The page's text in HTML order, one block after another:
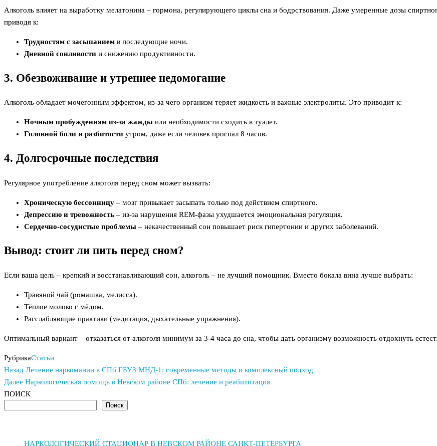
Алкоголь влияет на выработку мелатонина – гормона, регулирующего циклы сна и бодрствования. Даже умеренные дозы
приводя к:
Трудностям с засыпанием в последующие ночи.
Дневной сонливости и снижению продуктивности.
3. Обезвоживание и утреннее недомогание
Алкоголь обладает мочегонным эффектом, из-за чего организм теряет жидкость и важные электролиты. Это приводит к:
Ночным пробуждениям из-за жажды или необходимости сходить в туалет.
Головной боли и разбитости утром, даже если человек проспал 8 часов.
4. Долгосрочные последствия
Регулярное употребление алкоголя перед сном может вызвать:
Хроническую бессонницу – мозг привыкает засыпать только под действием спиртного.
Депрессию и тревожность – из-за нарушения REM-фазы ухудшается эмоциональная регуляция.
Сердечно-сосудистые проблемы – некачественный сон повышает риск гипертонии и других заболеваний.
Вывод: стоит ли пить перед сном?
Если ваша цель – крепкий и восстанавливающий сон, алкоголь – не лучший помощник. Вместо бокала вина лучше выбрать:
Травяной чай (ромашка, мелисса).
Тёплое молоко с мёдом.
Расслабляющие практики (медитация, дыхательные упражнения).
Оптимальный вариант – отказаться от алкоголя минимум за 3-4 часа до сна, чтобы дать организму возможность отдохнуть
РубрикаСтатьи
Навигация
по
записям
Предыдущая
запись
Назад Лечение наркомании в СПб ГБУЗ МНД-1: современные методы и комплексный подход
Следующая
запись
Далее Наркологическая помощь в Невском районе СПб: лечение и реабилитация
ПОИСК
Поиск
НАРКОЛОГИЧЕСКИЙ СТАЦИОНАР В НЕВСКОМ РАЙОНЕ САНКТ-ПЕТЕРБУРГА